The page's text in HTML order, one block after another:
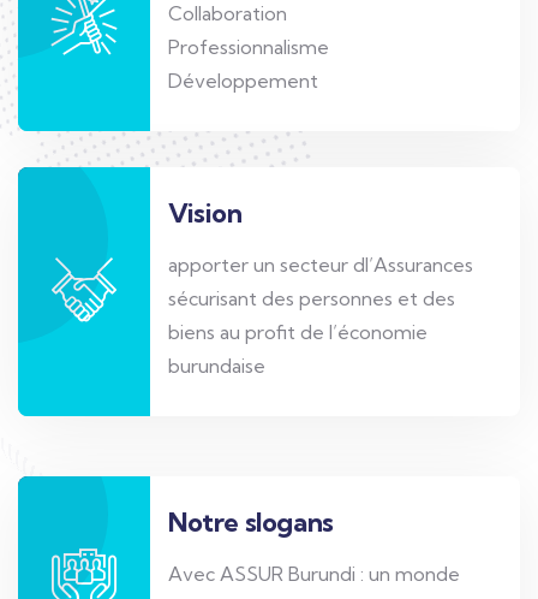
Collaboration
Professionnalisme
Développement
Vision
apporter un secteur dl’Assurances
sécurisant des personnes et des
biens au profit de l’économie
burundaise
Notre slogans
Avec ASSUR Burundi : un monde